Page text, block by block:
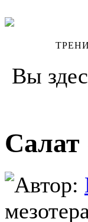
Вы
Автор: